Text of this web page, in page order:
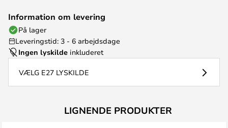
Information om levering
På lager
Leveringstid: 3 - 6 arbejdsdage
Ingen lyskilde inkluderet
VÆLG E27 LYSKILDE
LIGNENDE PRODUKTER